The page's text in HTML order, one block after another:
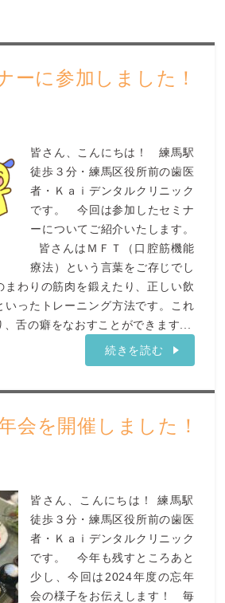
ーに参加しました！
皆さん、こんにちは！ 練馬駅
徒歩３分・練馬区役所前の歯医
者・Ｋａｉデンタルクリニック
です。 今回は参加したセミナ
ーについてご紹介いたします。
皆さんはＭＦＴ（口腔筋機能
療法）という言葉をご存じでし
わりの筋肉を鍛えたり、正しい飲
いったトレーニング方法です。これ
舌の癖をなおすことができます...
続きを読む
会を開催しました！
皆さん、こんにちは！ 練馬駅
徒歩３分・練馬区役所前の歯医
者・Ｋａｉデンタルクリニック
です。 今年も残すところあと
少し、今回は2024年度の忘年
会の様子をお伝えします！ 毎